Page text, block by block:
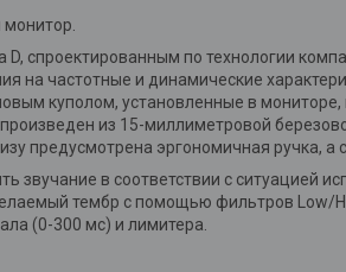
спроектированным по технологии
на частотные и динамические
куполом, установленные в мониторе,
из 15-миллиметровой
предусмотрена эргономичная ручка, а
звучание в соответствии с ситуацией
тембр с помощью фильтров Low/
(0-300 мс) и лимитера.